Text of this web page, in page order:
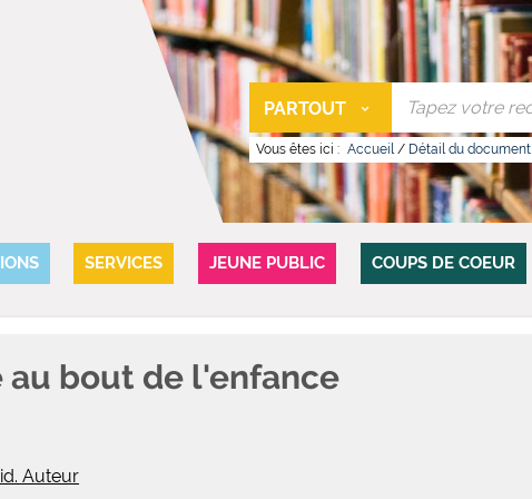
PARTOUT
Vous êtes ici : Accueil / Détail du document
SERVICES JEUNE PUBLIC COUPS DE COEUR
au bout de l'enfance
Auteur